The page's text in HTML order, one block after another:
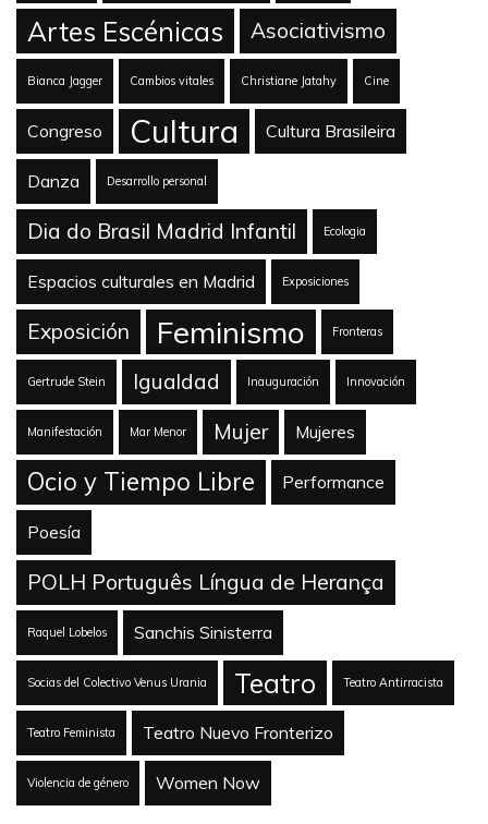
Artes Escénicas Asociativismo
Bianca Jagger Cambios vitales Christiane Jatahy Cine
Congreso Cultura Cultura Brasileira
Danza Desarrollo personal
Dia do Brasil Madrid Infantil Ecologia
Espacios culturales en Madrid Exposiciones
Exposición Feminismo Fronteras
Gertrude Stein Igualdad Inauguración Innovación
Manifestación Mar Menor Mujer Mujeres
Ocio y Tiempo Libre Performance
Poesía
POLH Português Língua de Herança
Raquel Lobelos Sanchis Sinisterra
Socias del Colectivo Venus Urania Teatro Teatro Antirracista
Teatro Feminista Teatro Nuevo Fronterizo
Violencia de género Women Now